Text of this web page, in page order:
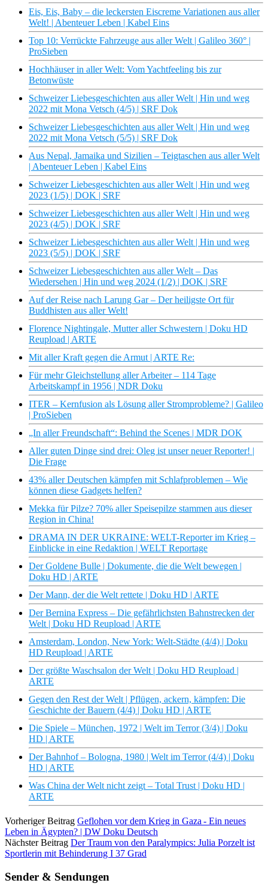
Eis, Eis, Baby – die leckersten Eiscreme Variationen aus aller
Welt! | Abenteuer Leben | Kabel Eins
Top 10: Verrückte Fahrzeuge aus aller Welt | Galileo 360° |
ProSieben
Hochhäuser in aller Welt: Vom Yachtfeeling bis zur
Betonwüste
Schweizer Liebesgeschichten aus aller Welt | Hin und weg
2022 mit Mona Vetsch (4/5) | SRF Dok
Schweizer Liebesgeschichten aus aller Welt | Hin und weg
2022 mit Mona Vetsch (5/5) | SRF Dok
Aus Nepal, Jamaika und Sizilien – Teigtaschen aus aller Welt
| Abenteuer Leben | Kabel Eins
Schweizer Liebesgeschichten aus aller Welt | Hin und weg
2023 (1/5) | DOK | SRF
Schweizer Liebesgeschichten aus aller Welt | Hin und weg
2023 (4/5) | DOK | SRF
Schweizer Liebesgeschichten aus aller Welt | Hin und weg
2023 (5/5) | DOK | SRF
Schweizer Liebesgeschichten aus aller Welt – Das
Wiedersehen | Hin und weg 2024 (1/2) | DOK | SRF
Auf der Reise nach Larung Gar – Der heiligste Ort für
Buddhisten aus aller Welt!
Florence Nightingale, Mutter aller Schwestern | Doku HD
Reupload | ARTE
Mit aller Kraft gegen die Armut | ARTE Re:
Für mehr Gleichstellung aller Arbeiter – 114 Tage
Arbeitskampf in 1956 | NDR Doku
ITER – Kernfusion als Lösung aller Stromprobleme? | Galileo
| ProSieben
„In aller Freundschaft“: Behind the Scenes | MDR DOK
Aller guten Dinge sind drei: Oleg ist unser neuer Reporter! |
Die Frage
43% aller Deutschen kämpfen mit Schlafproblemen – Wie
können diese Gadgets helfen?
Mekka für Pilze? 70% aller Speisepilze stammen aus dieser
Region in China!
DRAMA IN DER UKRAINE: WELT-Reporter im Krieg –
Einblicke in eine Redaktion | WELT Reportage
Der Goldene Bulle | Dokumente, die die Welt bewegen |
Doku HD | ARTE
Der Mann, der die Welt rettete | Doku HD | ARTE
Der Bernina Express – Die gefährlichsten Bahnstrecken der
Welt | Doku HD Reupload | ARTE
Amsterdam, London, New York: Welt-Städte (4/4) | Doku
HD Reupload | ARTE
Der größte Waschsalon der Welt | Doku HD Reupload |
ARTE
Gegen den Rest der Welt | Pflügen, ackern, kämpfen: Die
Geschichte der Bauern (4/4) | Doku HD | ARTE
Die Spiele – München, 1972 | Welt im Terror (3/4) | Doku
HD | ARTE
Der Bahnhof – Bologna, 1980 | Welt im Terror (4/4) | Doku
HD | ARTE
Was China der Welt nicht zeigt – Total Trust | Doku HD |
ARTE
Vorheriger Beitrag Geflohen vor dem Krieg in Gaza - Ein neues
Leben in Ägypten? | DW Doku Deutsch
Nächster Beitrag Der Traum von den Paralympics: Julia Porzelt ist
Sportlerin mit Behinderung I 37 Grad
Sender & Sendungen